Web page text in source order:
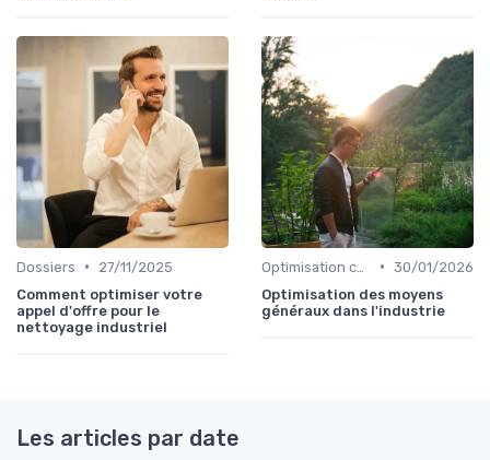
Dossiers •
27/11/2025
Comment optimiser votre
appel d'offre pour le
nettoyage industriel
• 30/01/2026
Optimisation des moyens
généraux dans l'industrie
Les articles par date